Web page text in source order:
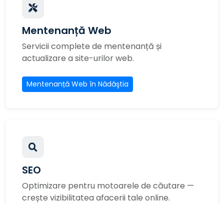
Mentenanță Web
Servicii complete de mentenanță și
actualizare a site-urilor web.
Mentenanță Web în Nădăştia
SEO
Optimizare pentru motoarele de căutare —
crește vizibilitatea afacerii tale online.